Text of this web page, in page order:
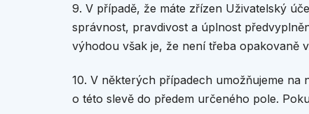
9. V případě, že máte zřízen Uživatelský
správnost, pravdivost a úplnost
výhodou však je, že není třeba opakovaně
10. V některých případech umožňujeme
o této slevě do předem určeného pole.